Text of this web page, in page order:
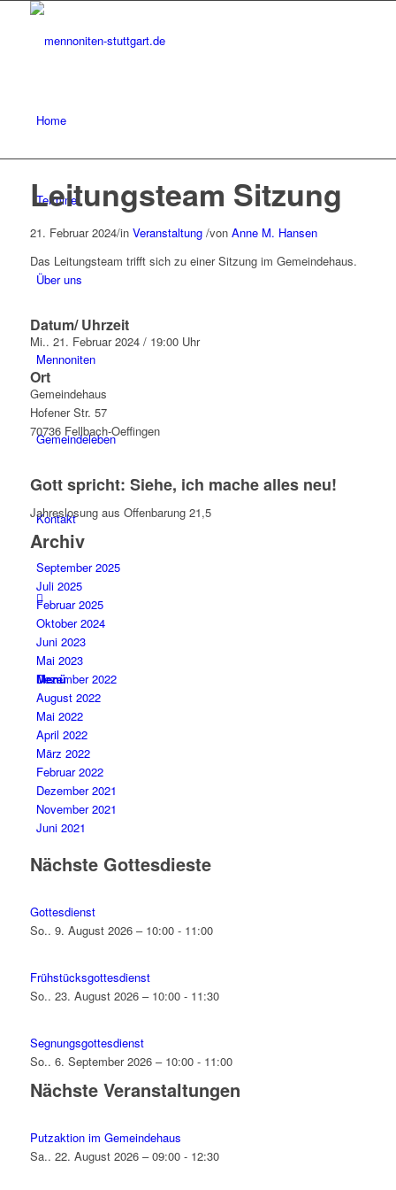
Home
Termine
Über uns
Mennoniten
Gemeindeleben
Kontakt
Menü
Leitungsteam Sitzung
21. Februar 2024/in Veranstaltung /von Anne M. Hansen
Das Leitungsteam trifft sich zu einer Sitzung im Gemeindehaus.
Datum/ Uhrzeit
Mi.. 21. Februar 2024 / 19:00 Uhr
Ort
Gemeindehaus
Hofener Str. 57
70736 Fellbach-Oeffingen
Gott spricht: Siehe, ich mache alles neu!
Jahreslosung aus Offenbarung 21,5
Archiv
September 2025
Juli 2025
Februar 2025
Oktober 2024
Juni 2023
Mai 2023
Dezember 2022
August 2022
Mai 2022
April 2022
März 2022
Februar 2022
Dezember 2021
November 2021
Juni 2021
Nächste Gottesdieste
Gottesdienst
So.. 9. August 2026 – 10:00 - 11:00
Frühstücksgottesdienst
So.. 23. August 2026 – 10:00 - 11:30
Segnungsgottesdienst
So.. 6. September 2026 – 10:00 - 11:00
Nächste Veranstaltungen
Putzaktion im Gemeindehaus
Sa.. 22. August 2026 – 09:00 - 12:30